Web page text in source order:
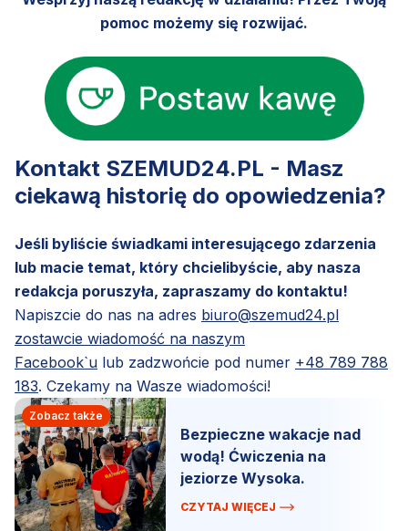
pomoc możemy się rozwijać.
Kontakt SZEMUD24.PL - Masz
ciekawą historię do opowiedzenia?
Jeśli byliście świadkami interesującego zdarzenia
lub macie temat, który chcielibyście, aby nasza
redakcja poruszyła, zapraszamy do kontaktu!
Napiszcie do nas na adres biuro@szemud24.pl
zostawcie wiadomość na naszym
Facebook`u lub zadzwońcie pod numer +48 789 788
183. Czekamy na Wasze wiadomości!
Zobacz także
Bezpieczne wakacje nad
wodą! Ćwiczenia na
jeziorze Wysoka.
CZYTAJ WIĘCEJ